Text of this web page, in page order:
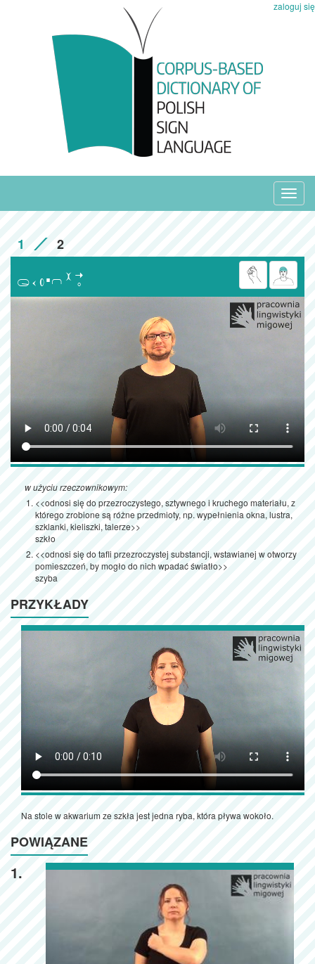
zaloguj się
1 2

w użyciu rzeczownikowym:
<<odnosi się do przezroczystego, sztywnego i kruchego materiału, z
którego zrobione są różne przedmioty, np. wypełnienia okna, lustra,
szklanki, kieliszki, talerze>>
szkło
<<odnosi się do tafli przezroczystej substancji, wstawianej w otworzy
pomieszczeń, by mogło do nich wpadać światło>>
szyba
PRZYKŁADY
Na stole w akwarium ze szkła jest jedna ryba, która pływa wokoło.
POWIĄZANE
1.